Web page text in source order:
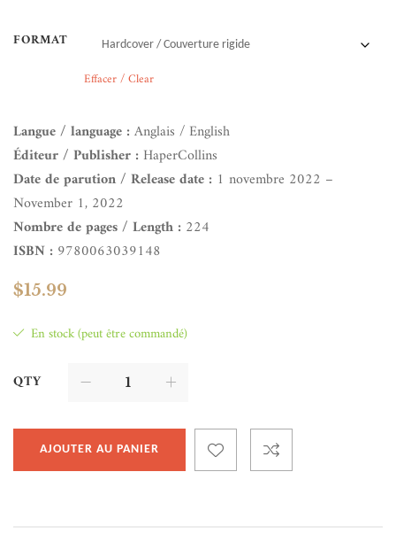
FORMAT
Effacer / Clear
Langue / language :Anglais / English
Éditeur / Publisher : HaperCollins
Date de parution / Release date : 1 novembre 2022 –
November 1, 2022
Nombre de pages / Length : 224
ISBN : 9780063039148
$15.99
En stock (peut être commandé)
QTY
AJOUTER AU PANIER